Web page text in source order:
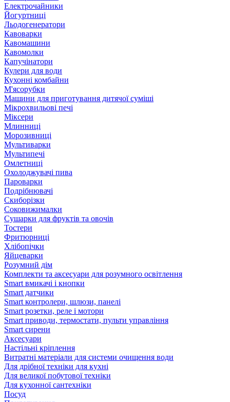
Електрочайники
Йогуртниці
Льодогенератори
Кавоварки
Кавомашини
Кавомолки
Капучінатори
Кулери для води
Кухонні комбайни
М'ясорубки
Машини для приготування дитячої суміші
Мікрохвильові печі
Міксери
Млинниці
Морозивниці
Мультиварки
Мультипечі
Омлетниці
Охолоджувачі пива
Пароварки
Подрібнювачі
Скиборізки
Соковижималки
Сушарки для фруктів та овочів
Тостери
Фритюрниці
Хлібопічки
Яйцеварки
Розумний дім
Комплекти та аксесуари для розумного освітлення
Smart вмикачі і кнопки
Smart датчики
Smart контролери, шлюзи, панелі
Smart розетки, реле і мотори
Smart приводи, термостати, пульти управління
Smart сирени
Аксесуари
Настільні кріплення
Витратні матеріали для системи очищення води
Для дрібної техніки для кухні
Для великої побутової техніки
Для кухонної сантехніки
Посуд